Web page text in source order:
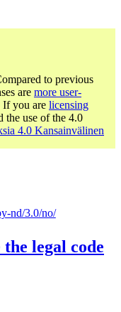
to previous
are more user-
If you are licensing
the use of the 4.0
4.0 Kansainvälinen
nd/3.0/no/
the legal code